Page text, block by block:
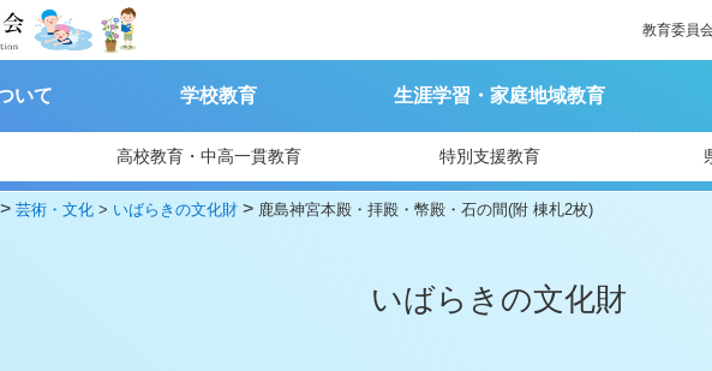
教育委員
いて 学校教育 生涯学習・家庭地域教育
高校教育・中高一貫教育 特別支援教育
>芸術・文化 > いばらきの文化財 > 鹿島神宮本殿・拝殿・幣殿・石の間(附 棟札2枚)
いばらきの文化財